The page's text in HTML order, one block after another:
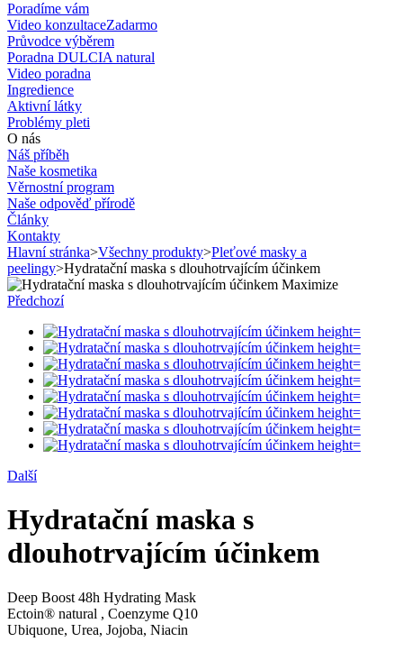
Poradíme vám
Video konzultaceZadarmo
Průvodce výběrem
Poradna DULCIA natural
Video poradna
Ingredience
Aktivní látky
Problémy pleti
O nás
Náš příběh
Naše kosmetika
Věrnostní program
Naše odpověď přírodě
Články
Kontakty
Hlavní stránka>Všechny produkty>Pleťové masky a
peelingy>Hydratační maska ​​s dlouhotrvajícím účinkem
Maximize
Předchozí
Další
Hydratační maska ​​s
dlouhotrvajícím účinkem
Deep Boost 48h Hydrating Mask
Ectoin® natural , Coenzyme Q10
Ubiquone, Urea, Jojoba, Niacin